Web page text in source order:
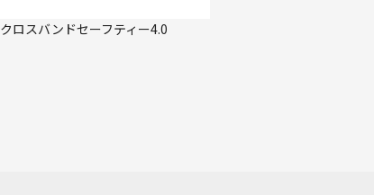
クロスバンドセーフティー4.0